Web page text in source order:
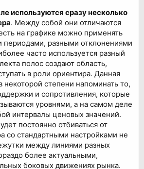
используются сразу несколько
. Между собой они отличаются
на графике можно применять
периодами, разными отклонениями
часто используется разный
полос создают область,
в роли ориентира. Данная
степени напоминать то,
и сопротивления, которые
уровнями, а на самом деле
интервалы ценовых значений.
постоянно отбиваться от
со стандартными настройками не
между линиями разных
более актуальными,
боковых движениях рынка.